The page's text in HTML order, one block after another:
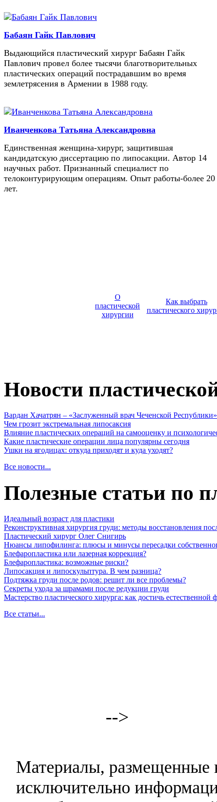
Бабаян Гайк Павлович
Выдающийся пластический хирург Бабаян Гайк
Павлович провел более тысячи благотворительных
пластических операций пострадавшим во время
землетрясения в Армении в 1988 году.
Иванченкова Татьяна Александровна
Единственная женщина-хирург, защитившая
кандидатскую диссертацию по липосакции. Автор 14
научных работ. Признанный специалист по
телоконтурирующим операциям. Опыт работы-более 20
лет.
О
пластической
хирургии
Как выбрать
пластического
Новости
Вардан Хачатрян – «Заслуженный врач Чеченской Республики»
Чем грозит экстремальная липосаксия
Влияние пластических операций на самооценку и
Какие пластические операции лица популярны сегодня
Ушки на ягодицах: откуда приходят и куда уходят?
Все новости...
Полезные статьи по
Идеальный возраст для пластики
Реконструктивная хирургия груди: методы восстановления
Пластический хирург Олег Снигирь
Нюансы липофилинга: плюсы и минусы пересадки
Блефаропластика или лазерная коррекция?
Блефаропластика: возможные риски?
Липосакция и липоскульптура. В чем разница?
Подтяжка груди после родов: решит ли все проблемы?
Секреты ухода за шрамами после редукции груди
Мастерство пластического хирурга: как достичь
Все статьи...
-->
Материалы, размещенные
исключительно